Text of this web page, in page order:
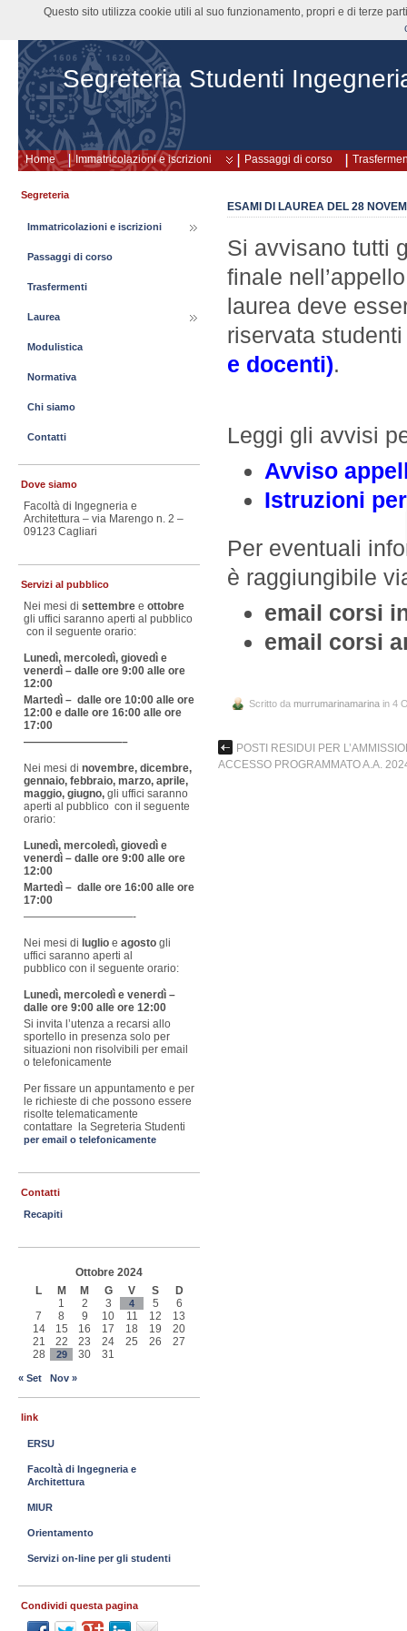
Segreteria Studenti
Home Immatricolazioni e iscrizioni Passaggi di corso
ESAMI DI LAUREA DEL 28
Si avvisano tutti
finale
laurea deve
riservata
e docenti).
Leggi gli avvisi
Avviso
Istruzioni
Per eventuali
è raggiungibile
email corsi
email corsi
Scritto da murrumarinamarina in 4
POSTI RESIDUI PER
ACCESSO PROGRAMMATO A.A.
Segreteria
Immatricolazioni e iscrizioni
Passaggi di corso
Trasfermenti
Laurea
Modulistica
Normativa
Chi siamo
Contatti
Dove siamo
Facoltà di Ingegneria e
Architettura – via Marengo n. 2 –
09123 Cagliari
Servizi al pubblico
Nei mesi di settembre e ottobre
gli uffici saranno aperti al pubblico
con il seguente orario:
Lunedì, mercoledì, giovedì e
venerdì – dalle ore 9:00 alle ore
12:00
Martedì – dalle ore 10:00 alle ore
12:00 e dalle ore 16:00 alle ore
17:00
—————————–
Nei mesi di novembre, dicembre,
gennaio, febbraio, marzo, aprile,
maggio, giugno, gli uffici saranno
aperti al pubblico con il seguente
orario:
Lunedì, mercoledì, giovedì e
venerdì – dalle ore 9:00 alle ore
12:00
Martedì – dalle ore 16:00 alle ore
17:00
——————————-
Nei mesi di luglio e agosto gli
uffici saranno aperti al
pubblico con il seguente orario:
Lunedì, mercoledì e venerdì –
dalle ore 9:00 alle ore 12:00
Si invita l’utenza a recarsi allo
sportello in presenza solo per
situazioni non risolvibili per email
o telefonicamente
Per fissare un appuntamento e per
le richieste di che possono essere
risolte telematicamente
contattare la Segreteria Studenti
per email o telefonicamente
Contatti
Recapiti
Ottobre 2024
L
M M G V S
D
1
2 3 4 5
6
7
8 9 10 11 12
13
14
15 16 17 18 19
20
21
22 23 24 25 26
27
28
29 30 31
« Set Nov »
link
ERSU
Facoltà di Ingegneria e
Architettura
MIUR
Orientamento
Servizi on-line per gli studenti
Condividi questa pagina
Questo sito utilizza cookie utili al suo funzionamento, propri e di terze